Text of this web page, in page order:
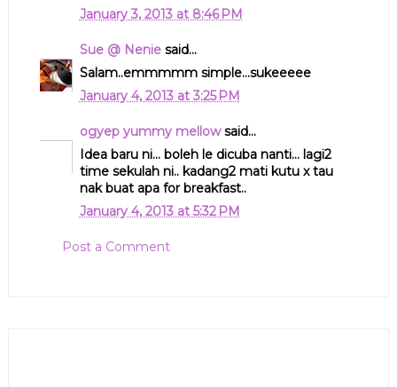
January 3, 2013 at 8:46 PM
Sue @ Neniesaid...
Salam..emmmmm simple...sukeeeee
January 4, 2013 at 3:25 PM
ogyep yummy mellowsaid...
Idea baru ni... boleh le dicuba nanti... lagi2
time sekulah ni.. kadang2 mati kutu x tau
nak buat apa for breakfast..
January 4, 2013 at 5:32 PM
Post a Comment